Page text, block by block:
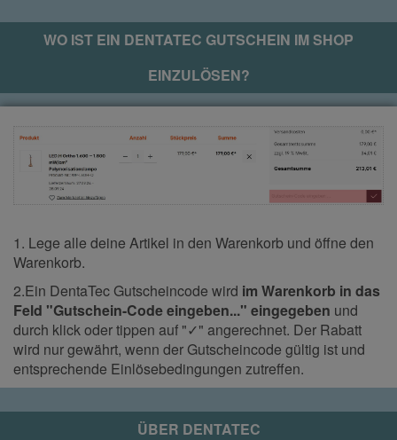
WO IST EIN DENTATEC GUTSCHEIN IM SHOP
EINZULÖSEN?
1. Lege alle deine Artikel in den Warenkorb und öffne den
Warenkorb.
2.Ein DentaTec Gutscheincode wird im Warenkorb in das
Feld "Gutschein-Code eingeben..." eingegeben und
durch klick oder tippen auf "✓" angerechnet. Der Rabatt
wird nur gewährt, wenn der Gutscheincode gültig ist und
entsprechende Einlösebedingungen zutreffen.
ÜBER DENTATEC